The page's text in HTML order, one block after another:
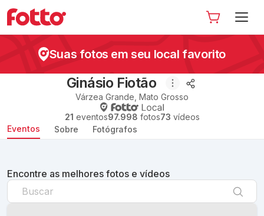
Suas fotos em seu local favorito
Ginásio Fiotão
Várzea Grande Mato Grosso
21 eventos97.998 fotos73 vídeos
Eventos
Sobre Fotógrafos
Encontre as melhores fotos e vídeos